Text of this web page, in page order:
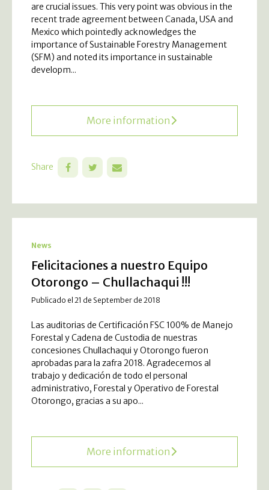
are crucial issues. This very point was obvious in the
recent trade agreement between Canada, USA and
Mexico which pointedly acknowledges the
importance of Sustainable Forestry Management
(SFM) and noted its importance in sustainable
developm...
More information
Share
News
Felicitaciones a nuestro Equipo
Otorongo – Chullachaqui !!!
Publicado el 21 de September de 2018
Las auditorias de Certificación FSC 100% de Manejo
Forestal y Cadena de Custodia de nuestras
concesiones Chullachaqui y Otorongo fueron
aprobadas para la zafra 2018. Agradecemos al
trabajo y dedicación de todo el personal
administrativo, Forestal y Operativo de Forestal
Otorongo, gracias a su apo...
More information